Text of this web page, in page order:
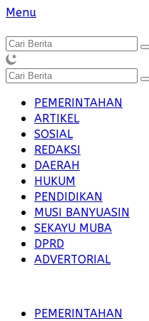
Langsung
konten
Menu
PEMERINTAHAN
ARTIKEL
SOSIAL
REDAKSI
DAERAH
HUKUM
PENDIDIKAN
MUSI BANYUASIN
SEKAYU MUBA
DPRD
ADVERTORIAL
PEMERINTAHAN